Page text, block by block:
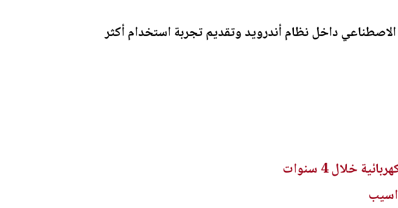
داخل نظام أندرويد وتقديم تجربة استخدام أكثر
خلال 4 سنوات